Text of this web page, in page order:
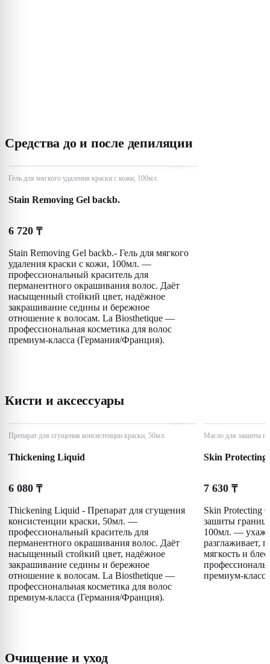
Средства до и после депиляции
Гель для мягкого удаления краски с кожи, 100мл.
Stain Removing Gel backb.
6 720 ₸
Stain Removing Gel backb.- Гель для мягкого
удаления краски с кожи, 100мл. —
профессиональный краситель для
перманентного окрашивания волос. Даёт
насыщенный стойкий цвет, надёжное
закрашивание седины и бережное
отношение к волосам. La Biosthetique —
профессиональная косметика для волос
премиум-класса (Германия/Франция).
Кисти и аксессуары
Препарат для сгущения консистенции краски, 50мл.
Thickening Liquid
6 080 ₸
Thickening Liquid - Препарат для сгущения
консистенции краски, 50мл. —
профессиональный краситель для
перманентного окрашивания волос. Даёт
насыщенный стойкий цвет, надёжное
закрашивание седины и бережное
отношение к волосам. La Biosthetique —
профессиональная косметика для волос
премиум-класса (Германия/Франция).
Масло для зашиты
Skin
7 630 ₸
Skin Protecting
зашиты границ
100мл. —
разглаживает,
мягкость и
премиум-
Очищение и уход